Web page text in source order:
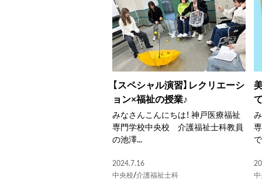
【スペシャル演習】レクリエーシ
ョン×福祉の授業♪
みなさんこんにちは！ 神戸医療福祉
専門学校中央校 介護福祉士科教員
の池澤...
2024.7.16
中央校/介護福祉士科